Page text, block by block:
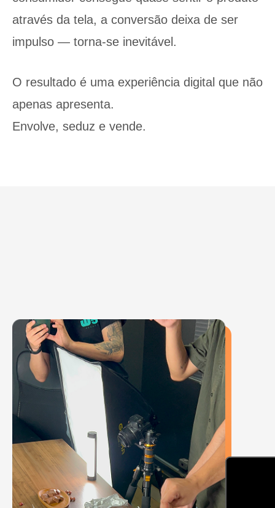
através da tela, a conversão deixa de ser
impulso — torna-se inevitável.
O resultado é uma experiência digital que não
apenas apresenta.
Envolve, seduz e vende.